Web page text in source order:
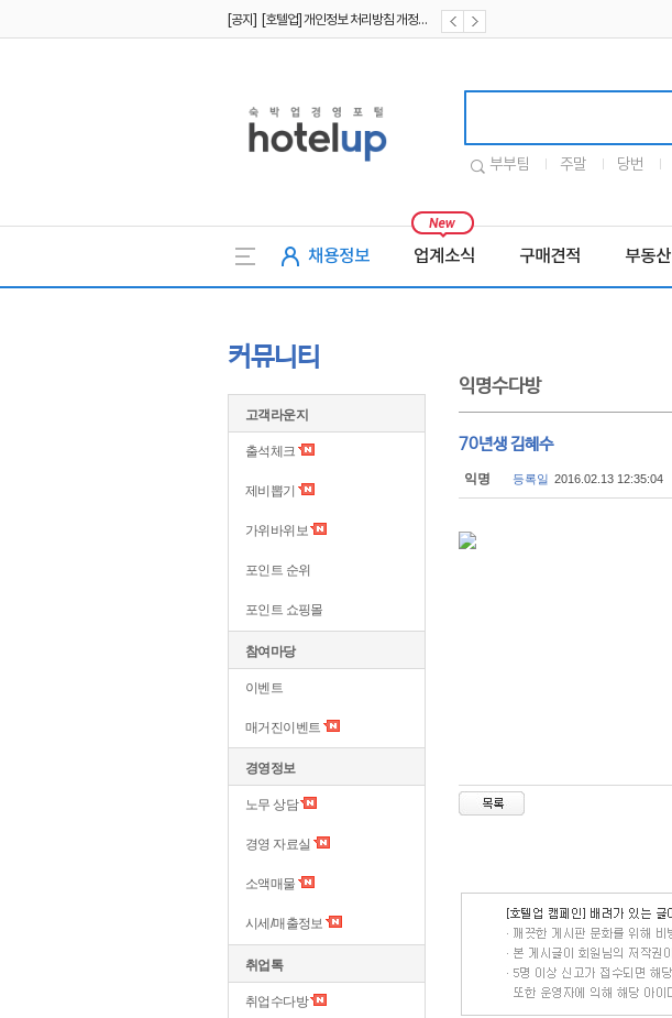
[공지] [호텔업] 개인정보 처리방침 개정본2 (19.09.02)
부부팀 주말 당번
채용정보 업계소식 구매견적 부동산
커뮤니티
고객라운지
출석체크
제비뽑기
가위바위보
포인트 순위
포인트 쇼핑몰
참여마당
이벤트
매거진이벤트
경영정보
노무 상담
경영 자료실
소액매물
시세/매출정보
취업톡
취업수다방
익명수다방
70년생 김혜수
익명 등록일 2016.02.13 12:35:04